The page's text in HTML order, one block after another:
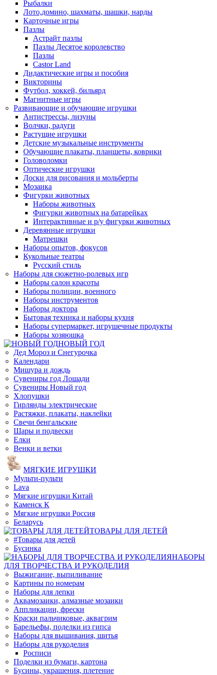
Рыбалки
Лото,домино, шахматы, шашки, нарды
Карточные игры
Пазлы
Астрайт пазлы
Пазлы Десятое королевство
Пазлы
Castor Land
Дидактические игры и пособия
Викторины
Футбол, хоккей, бильярд
Магнитные игры
Развивающие и обучающие игрушки
Антистрессы, лизуны
Волчки, радуги
Растущие игрушки
Детские музыкальные инструменты
Обучающие плакаты, планшеты, коврики
Головоломки
Оптические игрушки
Доски для рисования и мольберты
Мозаика
Фигурки животных
Наборы животных
Фигурки животных на батарейках
Интерактивные и р/у фигурки животных
Деревянные игрушки
Матрешки
Наборы опытов, фокусов
Кукольные театры
Русский стиль
Наборы для сюжетно-ролевых игр
Наборы салон красоты
Наборы полиции, военного
Наборы инструментов
Наборы доктора
Бытовая техника и наборы кухня
Наборы супермаркет, игрушечные продукты
Наборы хозяюшка
НОВЫЙ ГОД
Дед Мороз и Снегурочка
Календари
Мишура и дождь
Сувениры год Лошади
Сувениры Новый год
Хлопушки
Гирлянды электрические
Растяжки, плакаты, наклейки
Свечи бенгальские
Шары и подвески
Елки
Венки и ветки
МЯГКИЕ ИГРУШКИ
Мульти-пульти
Lava
Мягкие игрушки Китай
Каменск К
Мягкие игрушки Россия
Беларусь
ТОВАРЫ ДЛЯ ДЕТЕЙ
#Товары для детей
Бусинка
НАБОРЫ
ДЛЯ ТВОРЧЕСТВА И РУКОДЕЛИЯ
Выжигание, выпиливание
Картины по номерам
Наборы для лепки
Аквамозаики, алмазные мозаики
Аппликации, фрески
Краски пальчиковые, аквагрим
Барельефы, поделки из гипса
Наборы для вышивания, шитья
Наборы для рукоделия
Росписи
Поделки из бумаги, картона
Бусины, украшения, плетение